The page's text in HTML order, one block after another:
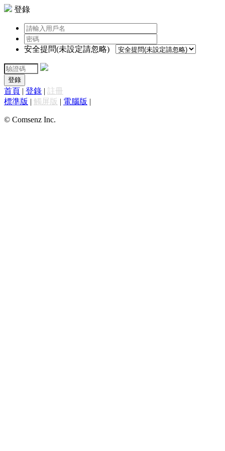
登錄
安全提問(未設定請忽略)
登錄
首頁 | 登錄 | 註冊
標準版 | 觸屏版 | 電腦版 |
© Comsenz Inc.